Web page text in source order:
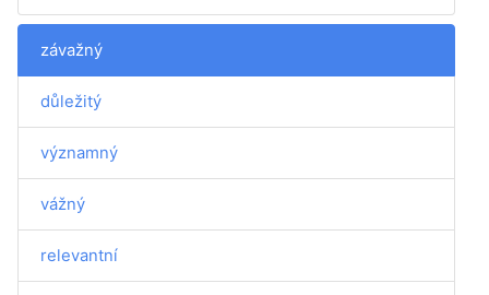
závažný
důležitý
významný
vážný
relevantní